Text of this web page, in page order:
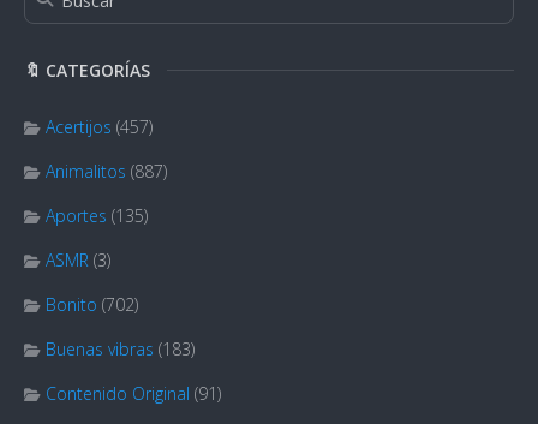
🔖 CATEGORÍAS
Acertijos (457)
Animalitos (887)
Aportes (135)
ASMR (3)
Bonito (702)
Buenas vibras (183)
Contenido Original (91)